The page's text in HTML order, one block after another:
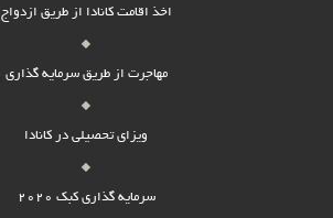
اخذ اقامت کانادا از طریق ازدواج
مهاجرت از طریق سرمایه گذاری
ویزای تحصیلی در کانادا
سرمایه گذاری کبک 2020